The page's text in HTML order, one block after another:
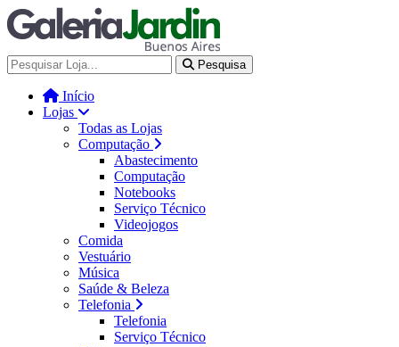
Galería Jardín - Centro de
Pesquisa
Início
Lojas
Todas as Lojas
Computação
Abastecimento
Computação
Notebooks
Serviço Técnico
Videojogos
Comida
Vestuário
Música
Saúde & Beleza
Telefonia
Telefonia
Serviço Técnico